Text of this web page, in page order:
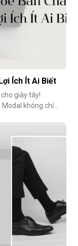
Ích Ít Ai Biết
giày tây!
không chỉ
phá lý do vì sao
thiếu cho các